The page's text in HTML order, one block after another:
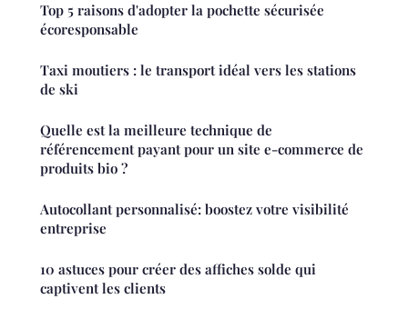
Top 5 raisons d'adopter la pochette sécurisée
écoresponsable
Taxi moutiers : le transport idéal vers les stations
de ski
Quelle est la meilleure technique de
référencement payant pour un site e-commerce de
produits bio ?
Autocollant personnalisé: boostez votre visibilité
entreprise
10 astuces pour créer des affiches solde qui
captivent les clients